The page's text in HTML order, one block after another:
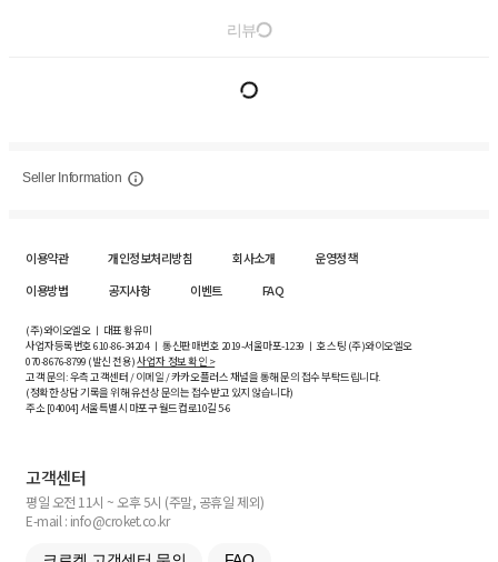
리뷰
Seller Information
이용약관 개인정보처리방침 회사소개
운영정책
이용방법
공지사항 이벤트 FAQ
(주)와이오엘오 ㅣ 대표 황유미
사업자등록번호610-86-34204ㅣ 통신판매번호 2019-서울마포-1239 ㅣ 호스팅 (주)와이오엘오
070-8676-8799 (발신 전용)사업자 정보 확인 >
고객 문의: 우측 고객센터 / 이메일 / 카카오플러스 채널을 통해 문의 접수 부탁드립니다.
(정확한 상담 기록을 위해 유선상 문의는 접수받고 있지 않습니다)
주소 [04004] 서울특별시 마포구 월드컵로10길5-6
고객센터
평일 오전 11시 ~ 오후 5시 (주말, 공휴일 제외)
E-mail : info@croket.co.kr